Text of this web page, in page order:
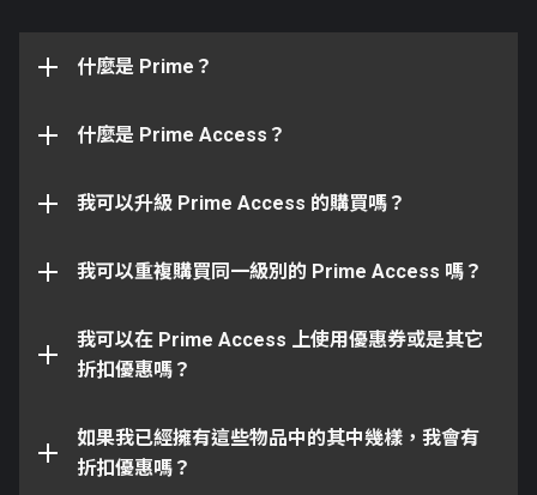
什麼是 Prime？
為罕見，Prime 技術在整個始源星系中都被高度索求。
什麼是 Prime Access？
Warframe、Prime 裝備，折扣白金以及其它限定版物
有最新的 Prime Warframe 以及 Prime 裝備。
我可以升級 Prime Access 的購買嗎？
完整 組合包
時您將會收到兩者之間的白金差額。
我可以重複購買同一級別的 Prime Access 嗎？
可以升級您的 Prime Access 級別，但是不能重複購買
別您只能購買一次。
我可以在 Prime Access 上使用優惠券或是其它
折扣優惠嗎？
不可以，Prime Access 是有其獨特價值的計劃而其它
促銷或優惠券將不適用。
如果我已經擁有這些物品中的其中幾樣，我會有
折扣優惠嗎？
物品無法被替換、打折，或是轉讓。
達銳 Prime 肩甲
達銳 Prime 腿甲
90 天經驗加成
非專屬於該計劃的物品且可以在遊戲內找到的物品包
Styanax Prime
厄索戴 Prime
（部件可透過遊戲內的遺物取得並鑄造）
慣常實物搭配使用，比如：
所有 Warframe 護甲、披飾、紋章等等，都可以
使用在任何 Warframe 上。
所有指揮官護甲及指揮官配件都可以使用在任何
指揮官上。